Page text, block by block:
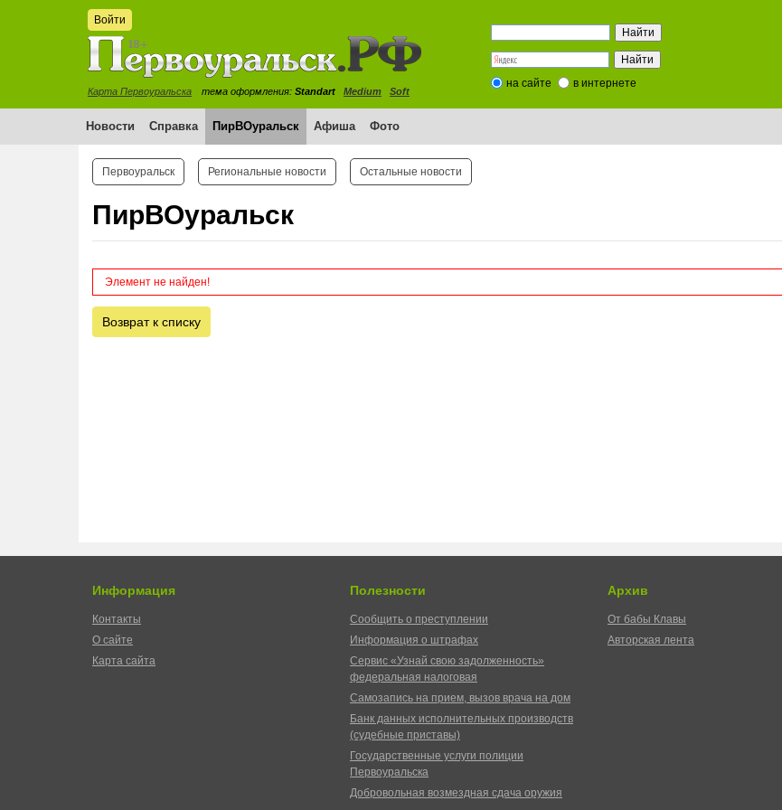
Войти
Карта Первоуральска тема оформления: Standart Medium Soft
на сайте в интернете
Новости Справка ПирВОуральск Афиша Фото
Первоуральск Региональные новости Остальные новости
ПирВОуральск
Элемент не найден!
Возврат к списку
Информация
Контакты
О сайте
Карта сайта
Полезности
Сообщить о преступлении
Информация о штрафах
Сервис «Узнай свою задолженность»
федеральная налоговая
Самозапись на прием, вызов врача на дом
Банк данных исполнительных производств
(судебные приставы)
Государственные услуги полиции
Первоуральска
Добровольная возмездная сдача оружия
Архив
От бабы Клавы
Авторская лента